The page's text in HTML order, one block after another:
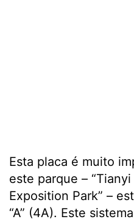
Esta placa é muito
este parque –
Exposition Park” –
“A” (4A). Este